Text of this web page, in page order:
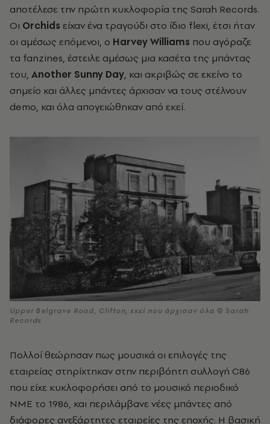
αποτέλεσε την πρώτη κυκλοφορία της Sarah Records.
Οι Orchids είχαν ένα τραγούδι στο ίδιο flexi, έτσι ήταν
οι αμέσως επόμενοι, ο Harvey Williams που αγόραζε
τα fanzines, έστειλε αμέσως μια κασέτα της μπάντας
του, Another Sunny Day, και ακριβώς σε εκείνο το
σημείο και άλλες μπάντες άρχισαν να τους στέλνουν
demo, και όλα απογειώθηκαν από εκεί.
Upper Belgrave Road, Clifton, εκεί που άρχισαν όλα © Sarah
Records
Πολλοί θεώρησαν πως μουσικά οι επιλογές της
εταιρείας στηρίχτηκαν στην περιβόητη συλλογή C86
που είχε κυκλοφορήσει από το μουσικό περιοδικό
ΝΜΕ το 1986, και περιλάμβανε νέες μπάντες από
διάφορες ανεξάρτητες εταιρείες της εποχής. Η βασική